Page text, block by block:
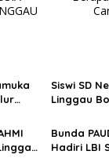
Siswi SD
Linggau
Kejuaraan
Indonesia
Bunda
Hadiri LBI